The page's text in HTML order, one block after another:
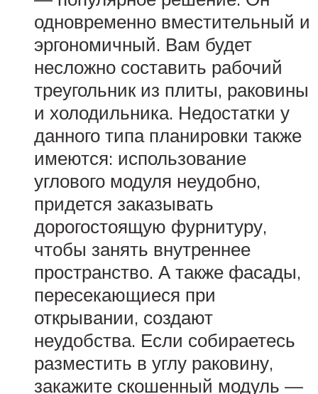
одновременно вместительный и
эргономичный. Вам будет
несложно составить рабочий
треугольник из плиты, раковины
и холодильника. Недостатки у
данного типа планировки также
имеются: использование
углового модуля неудобно,
придется заказывать
дорогостоящую фурнитуру,
чтобы занять внутреннее
пространство. А также фасады,
пересекающиеся при
открывании, создают
неудобства. Если собираетесь
разместить в углу раковину,
закажите скошенный модуль —